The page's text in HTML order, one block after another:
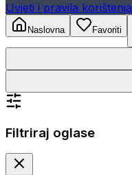
Uvjeti i pravila korištenja
Naslovna
Favoriti
Filtriraj oglase